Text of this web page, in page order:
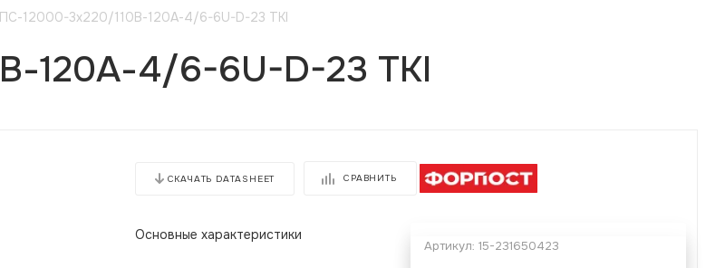
12000-3х220/110В-120А-4/6-6U-D-23 TKI
120А-4/6-6U-D-23 TKI
СКАЧАТЬ DATASHEET СРАВНИТЬ
Основные характеристики
Артикул: 15-231650423